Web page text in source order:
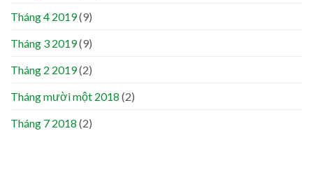
Tháng 4 2019(9)
Tháng 3 2019(9)
Tháng 2 2019(2)
Tháng mười một 2018 (2)
Tháng 7 2018 (2)